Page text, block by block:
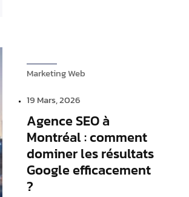
Marketing Web
19 Mars, 2026
Agence SEO à
Montréal : comment
dominer les résultats
Google efficacement
?